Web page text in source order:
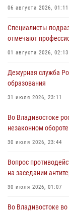
06 августа 2026, 01:11
Специалисты
отмечают
01 августа 2026, 02:13
Дежурная служба
образования
31 июля 2026, 23:11
Во Владивостоке
незаконном
30 июля 2026, 23:44
Вопрос
на заседании
30 июля 2026, 01:07
Во Владивостоке